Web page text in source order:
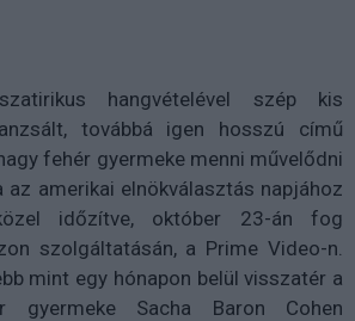
szatirikus hangvételével szép kis
továbbá igen hosszú című
fehér gyermeke menni művelődni
amerikai elnökválasztás napjához
időzítve, október 23-án fog
szolgáltatásán, a Prime Video-n.
mint egy hónapon belül visszatér a
gyermeke Sacha Baron Cohen